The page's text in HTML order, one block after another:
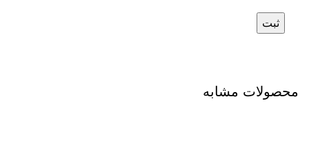
محصولات مشابه